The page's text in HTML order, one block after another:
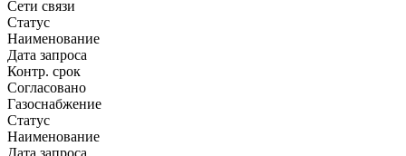
Сети связи
Статус
Наименование
Дата запроса
Контр. срок
Согласовано
Газоснабжение
Статус
Наименование
Дата запроса